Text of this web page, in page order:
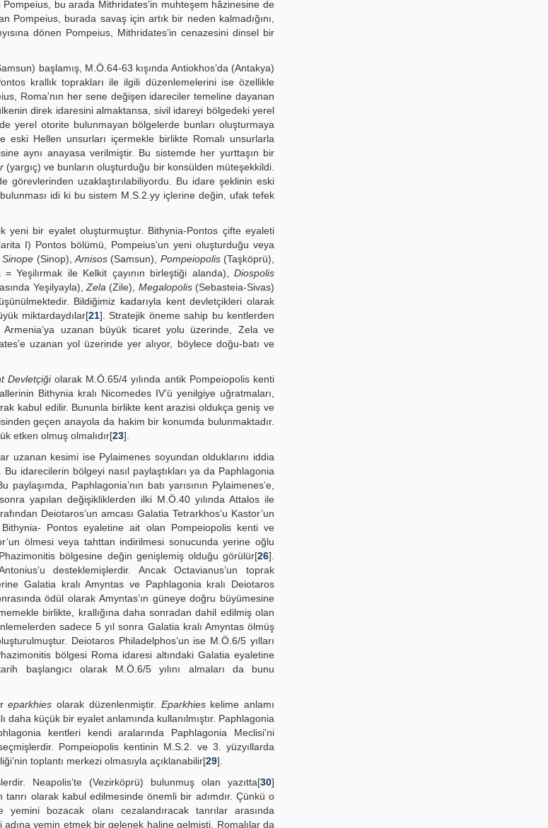
bu arada Mithridates’in muhteşem hâzinesine de
Pompeius, burada savaş için artık bir neden kalmadığını,
dönen Pompeius, Mithridates’in cenazesini dinsel bir
başlamış, M.Ö.64-63 kışında Antiokhos’da (Antakya)
krallık toprakları ile ilgili düzenlemelerini ise özellikle
Roma'nın her sene değişen idareciler temeline dayanan
direk idaresini almaktansa, sivil idareyi bölgedeki yerel
yerel otorite bulunmayan bölgelerde bunları oluşturmaya
eski Hellen unsurları içermekle birlikte Romalı unsurlarla
aynı anayasa verilmiştir. Bu sistemde her yurttaşın bir
(yargıç) ve bunların oluşturduğu bir konsülden müteşekkildi.
görevlerinden uzaklaştırılabiliyordu. Bu idare şeklinin eski
idi ki bu sistem M.S.2.yy içlerine değin, ufak tefek
yeni bir eyalet oluşturmuştur. Bithynia-Pontos çifte eyaleti
I) Pontos bölümü, Pompeius’un yeni oluşturduğu veya
Sinope (Sinop),Amisos (Samsun), Pompeiopolis(Taşköprü),
= Yeşilırmak ile Kelkit çayının birleştiği alanda), Diospolis
Yeşilyayla), Zela (Zile), Megalopolis(Sebasteia-Sivas)
Bildiğimiz kadarıyla kent devletçikleri olarak
miktardaydılar[21]. Stratejik öneme sahip bu kentlerden
Armenia’ya uzanan büyük ticaret yolu üzerinde, Zela ve
uzanan yol üzerinde yer alıyor, böylece doğu-batı ve
Devletçiğiolarak M.Ö.65/4 yılında antik Pompeiopolis kenti
Bithynia kralı Nicomedes IV’ü yenilgiye uğratmaları,
kabul edilir. Bununla birlikte kent arazisi oldukça geniş ve
geçen anayola da hakim bir konumda bulunmaktadır.
etken olmuş olmalıdır[23].
uzanan kesimi ise Pylaimenes soyundan olduklarını iddia
idarecilerin bölgeyi nasıl paylaştıkları ya da Paphlagonia
paylaşımda, Paphlagonia’nın batı yarısının Pylaimenes’e,
yapılan değişikliklerden ilki M.Ö.40 yılında Attalos ile
Deiotaros’un amcası Galatia Tetrarkhos’u Kastor’un
Bithynia- Pontos eyaletine ait olan Pompeiopolis kenti ve
ölmesi veya tahttan indirilmesi sonucunda yerine oğlu
bölgesine değin genişlemiş olduğu görülür[26].
desteklemişlerdir. Ancak Octavianus’un toprak
Galatia kralı Amyntas ve Paphlagonia kralı Deiotaros
ödül olarak Amyntas’ın güneye doğru büyümesine
birlikte, krallığına daha sonradan dahil edilmiş olan
sadece 5 yıl sonra Galatia kralı Amyntas ölmüş
Deiotaros Philadelphos’un ise M.Ö.6/5 yılları
bölgesi Roma idaresi altındaki Galatia eyaletine
başlangıcı olarak M.Ö.6/5 yılını almaları da bunu
eparkhies olarak düzenlenmiştir. Eparkhieskelime anlamı
küçük bir eyalet anlamında kullanılmıştır. Paphlagonia
kentleri kendi aralarında Paphlagonia Meclisi'ni
Pompeiopolis kentinin M.S.2. ve 3. yüzyıllarda
toplantı merkezi olmasıyla açıklanabilir[29].
Neapolis’te (Vezirköprü) bulunmuş olan yazıtta[30]
tanrı olarak kabul edilmesinde önemli bir adımdır. Çünkü o
bozacak olanı cezalandıracak tanrılar arasında
yemin etmek bir gelenek haline gelmişti. Romalılar da